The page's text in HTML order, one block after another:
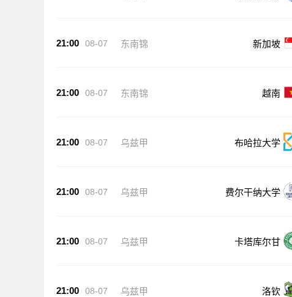
21:00 08-07 东南锦 新加坡
21:00 08-07 东南锦 越南
21:00 08-07 乌兹甲 布哈拉大学
21:00 08-07 乌兹甲 费尔干纳大学
21:00 08-07 乌兹甲 卡塔库尔甘
21:00 08-07 乌兹甲 洛钦